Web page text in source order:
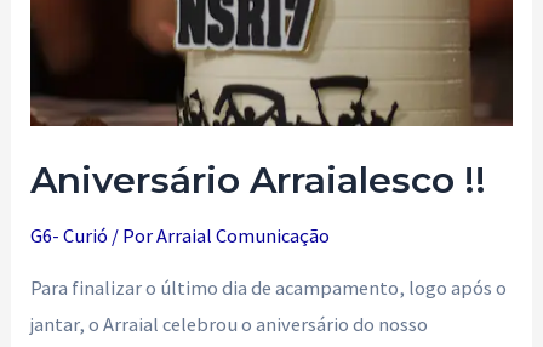
Aniversário Arraialesco !!
G6- Curió / PorArraial Comunicação
Para finalizar o último dia de acampamento, logo após o
jantar, o Arraial celebrou o aniversário do nosso